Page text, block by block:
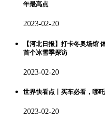
年最高点
2023-02-20
【河北日报】打卡冬奥场
首个冰雪季探访
2023-02-20
世界快看点丨买车必看，哪
2023-02-20